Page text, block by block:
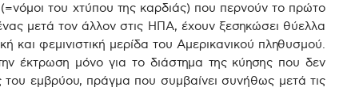
του χτύπου της καρδιάς) που περνούν το πρώτο
μετά τον άλλον στις ΗΠΑ, έχουν ξεσηκώσει θύελλα
και φεμινιστική μερίδα του Αμερικανικού πληθυσμού.
έκτρωση μόνο για το διάστημα της κύησης που δεν
του εμβρύου, πράγμα που συμβαίνει συνήθως μετά τις